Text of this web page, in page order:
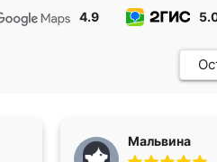
4.9
Мальвина